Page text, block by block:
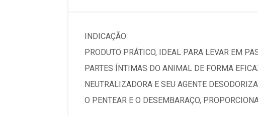
INDICAÇÃO:
PRODUTO PRÁTICO, IDEAL PARA LEVAR EM
PARTES ÍNTIMAS DO ANIMAL DE FORMA
NEUTRALIZADORA E SEU AGENTE
O PENTEAR E O DESEMBARAÇO,